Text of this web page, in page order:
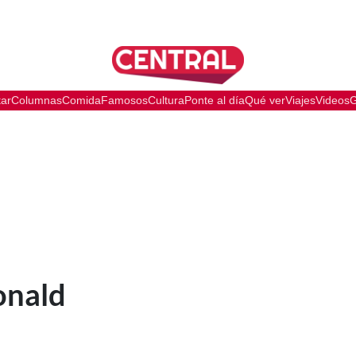
ColumnasComidaFamososCulturaPonte al díaQué verViajesVideos